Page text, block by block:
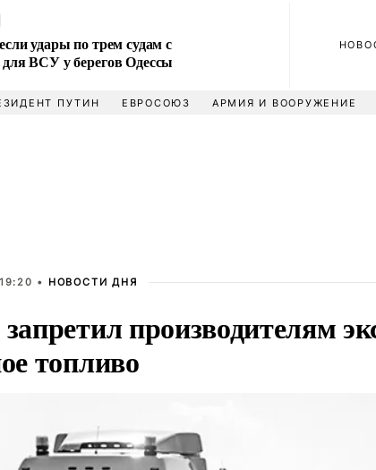
удары по трем судам с
ВСУ у берегов Одессы
ПУТИН ЕВРОСОЮЗ АРМИЯ И ВООРУЖЕНИЕ
• НОВОСТИ ДНЯ
производителям
топливо